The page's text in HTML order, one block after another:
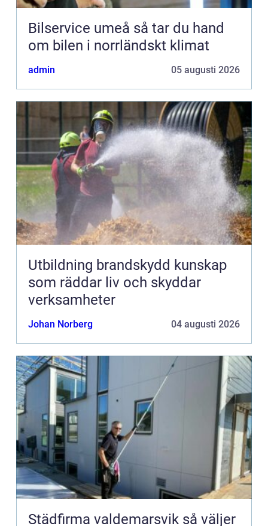
Bilservice umeå så tar du hand
om bilen i norrländskt klimat
admin 05 augusti 2026
Utbildning brandskydd kunskap
som räddar liv och skyddar
verksamheter
Johan Norberg 04 augusti 2026
Städfirma valdemarsvik så väljer